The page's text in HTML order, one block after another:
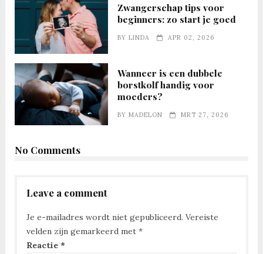
Zwangerschap tips voor
beginners: zo start je goed
BYLINDA APR 02, 2026
Wanneer is een dubbele
borstkolf handig voor
moeders?
BYMADELON MRT 27, 2026
No Comments
Leave a comment
Je e-mailadres wordt niet gepubliceerd. Vereiste
velden zijn gemarkeerd met *
Reactie *